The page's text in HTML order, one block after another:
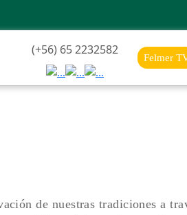
(+56) 65 2232582
Felmer
de nuestras tradiciones a